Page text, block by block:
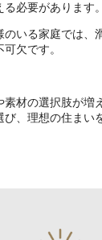
必要があります。
のいる家庭では、
欠です。
素材の選択肢が増
び、理想の住まい